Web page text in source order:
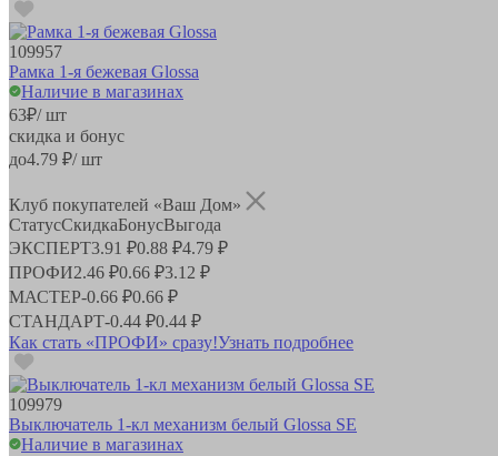
109957
Рамка 1-я бежевая Glossa
Наличие в магазинах
63₽/ шт
скидка и бонус
до4.79 ₽/ шт
Клуб покупателей «Ваш Дом»
СтатусСкидкаБонусВыгода
ЭКСПЕРТ3.91 ₽0.88 ₽4.79 ₽
ПРОФИ2.46 ₽0.66 ₽3.12 ₽
МАСТЕР-0.66 ₽0.66 ₽
СТАНДАРТ-0.44 ₽0.44 ₽
Как стать «ПРОФИ» сразу!Узнать подробнее
109979
Выключатель 1-кл механизм белый Glossa SE
Наличие в магазинах